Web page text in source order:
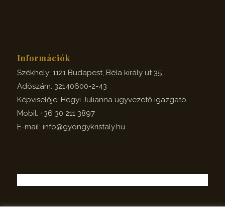
Információk
Székhely: 1121 Budapest, Béla király út 35 .
Adószám: 32140600-2-43
Képviselője: Hegyi Julianna ügyvezető igazgató
Mobil: +36 30 211 3897
E-mail: info@gyongykristaly.hu